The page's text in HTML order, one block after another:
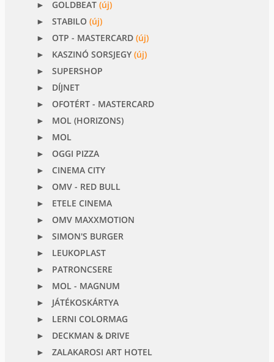
GOLDBEAT(új)
STABILO(új)
OTP - MASTERCARD(új)
KASZINÓ SORSJEGY(új)
SUPERSHOP
DÍJNET
OFOTÉRT - MASTERCARD
MOL (HORIZONS)
MOL
OGGI PIZZA
CINEMA CITY
OMV - RED BULL
ETELE CINEMA
OMV MAXXMOTION
SIMON'S BURGER
LEUKOPLAST
PATRONCSERE
MOL - MAGNUM
JÁTÉKOSKÁRTYA
LERNI COLORMAG
DECKMAN & DRIVE
ZALAKAROSI ART HOTEL